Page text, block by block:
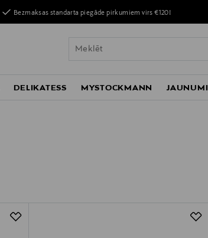
Bezmaksas standarta piegāde pirkumiem virs €120!
DELIKATESS MYSTOCKMANN JAUNUMI